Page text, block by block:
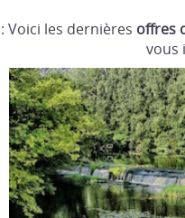
: Voici les dernières offres
vous